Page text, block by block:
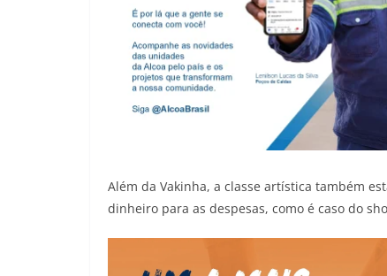
Além da Vakinha, a classe artística também
dinheiro para as despesas, como é caso do